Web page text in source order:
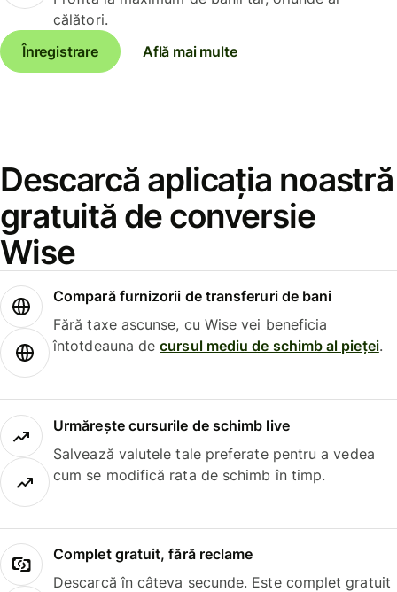
călători.
Înregistrare
Află mai multe
Descarcă aplicația noastră
gratuită de conversie
Wise
Compară furnizorii de transferuri de bani
Fără taxe ascunse, cu Wise vei beneficia
întotdeauna decursul mediu de schimb al pieței.
Urmărește cursurile de schimb live
Salvează valutele tale preferate pentru a vedea
cum se modifică rata de schimb în timp.
Complet gratuit, fără reclame
Descarcă în câteva secunde. Este complet gratuit